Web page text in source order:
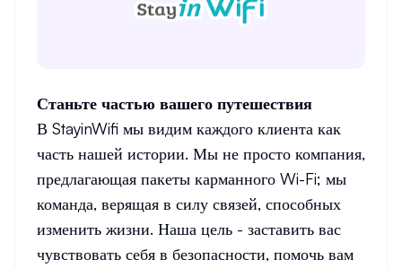
Станьте частью вашего путешествия
В StayinWifi мы видим каждого клиента как
часть нашей истории. Мы не просто компания,
предлагающая пакеты карманного Wi-Fi; мы
команда, верящая в силу связей, способных
изменить жизни. Наша цель - заставить вас
чувствовать себя в безопасности, помочь вам